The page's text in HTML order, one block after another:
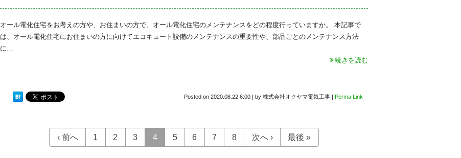
オール電化住宅をお考えの方や、お住まいの方で、オール電化住宅のメンテナンスをどの程度行っていますか。 本記事で
は、オール電化住宅にお住まいの方に向けてエコキュート設備のメンテナンスの重要性や、部品ごとのメンテナンス方法
に…
続きを読む
Posted on 2020.08.22 6:00 | by 株式会社オクヤマ電気工事 | Perma Link
‹ 前へ 1 2 3 4 5 6 7 8 次へ › 最後 »